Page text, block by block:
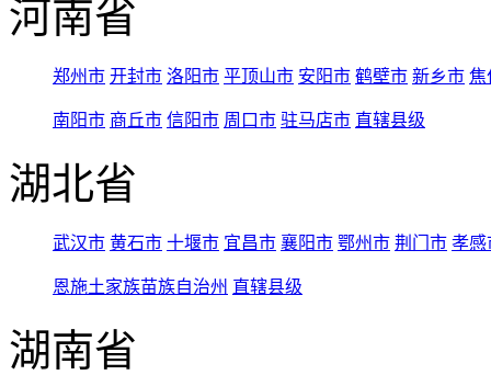
河南省
郑州市 开封市 洛阳市 平顶山市 安阳市 鹤壁市 新乡市 焦
南阳市 商丘市 信阳市 周口市 驻马店市 直辖县级
湖北省
武汉市 黄石市 十堰市 宜昌市 襄阳市 鄂州市 荆门市 孝感
恩施土家族苗族自治州 直辖县级
湖南省